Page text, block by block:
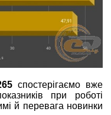
спостерігаємо вже
при роботі
й перевага новинки